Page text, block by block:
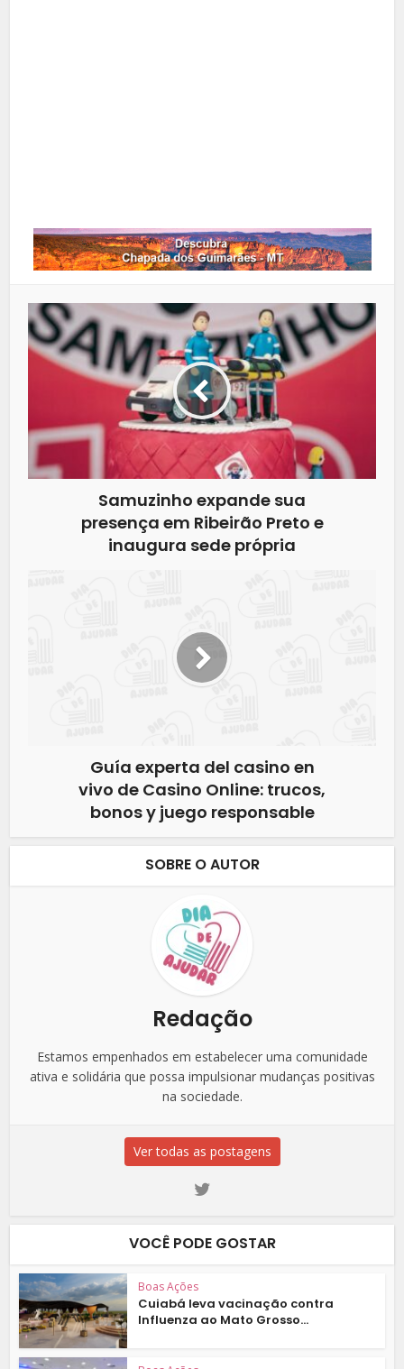
Samuzinho expande sua
presença em Ribeirão Preto e
inaugura sede própria
Guía experta del casino en
vivo de Casino Online: trucos,
bonos y juego responsable
SOBRE O AUTOR
Redação
Estamos empenhados em estabelecer uma comunidade
ativa e solidária que possa impulsionar mudanças positivas
na sociedade.
Ver todas as postagens
VOCÊ PODE GOSTAR
Boas Ações
Cuiabá leva vacinação contra
Influenza ao Mato Grosso...